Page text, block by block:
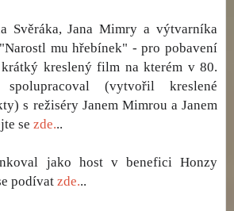
Svěráka, Jana Mimry a výtvarníka
mu hřebínek" - pro pobavení
krátký kreslený film na kterém v 80.
(vytvořil kreslené
s režiséry Janem Mimrou a Janem
se zde...
jako host v benefici Honzy
podívat zde...